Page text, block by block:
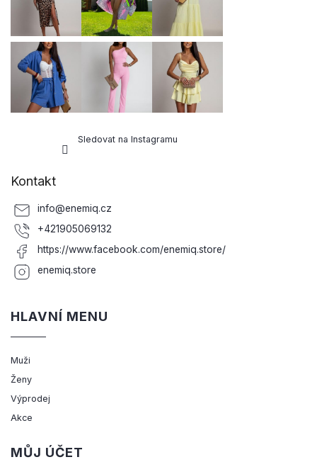
Sledovat na Instagramu
Kontakt
info@enemiq.cz
+421905069132
https://www.facebook.com/enemiq.store/
enemiq.store
HLAVNÍ MENU
Muži
Ženy
Výprodej
Akce
MŮJ ÚČET